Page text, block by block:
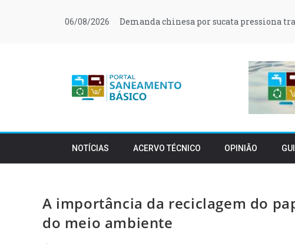
06/08/2026 Demanda chinesa por sucata pressiona
NOTÍCIAS ACERVO TÉCNICO OPINIÃO
A importância da reciclagem do
do meio ambiente